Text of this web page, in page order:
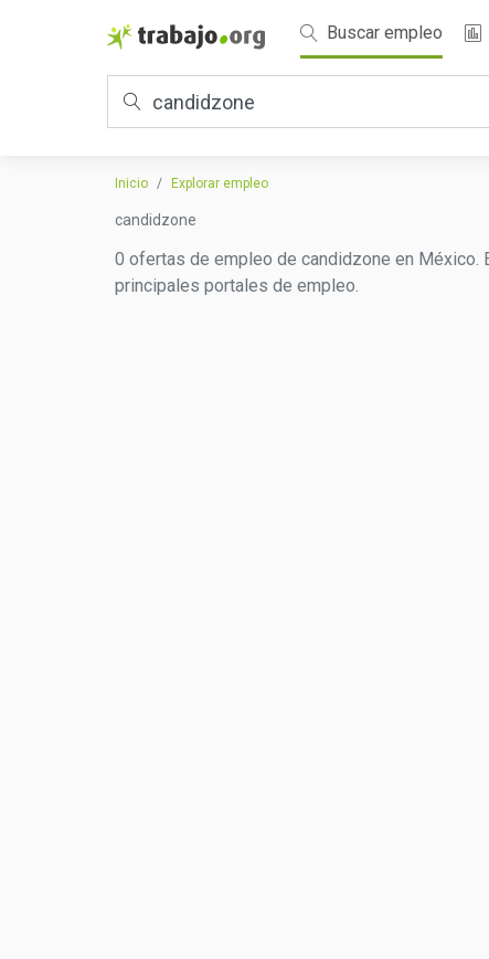
Buscar empleo
Inicio Explorar empleo
candidzone
0 ofertas de empleo de candidzone en México.
principales portales de empleo.